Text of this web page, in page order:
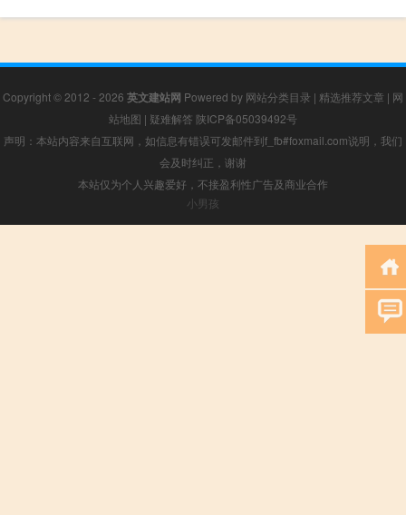
Copyright © 2012 - 2026 英文建站网 Powered by 网站分类目录 | 精选推荐文章 | 网
站地图 | 疑难解答 陕ICP备05039492号
声明：本站内容来自互联网，如信息有错误可发邮件到f_fb#foxmail.com说明，我们
会及时纠正，谢谢
本站仅为个人兴趣爱好，不接盈利性广告及商业合作
小男孩